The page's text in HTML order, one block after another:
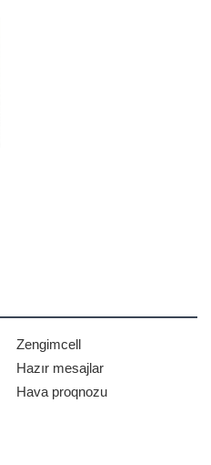
Zengimcell
Hazır mesajlar
Hava proqnozu